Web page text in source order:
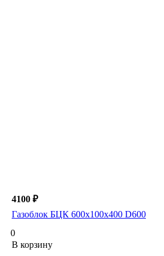
4100 ₽
Газоблок БЦК 600х100х400 D600
0
В корзину